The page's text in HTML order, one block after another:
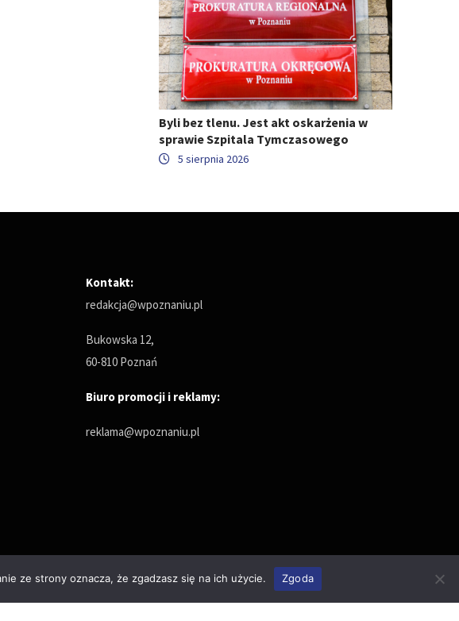
Byli bez tlenu. Jest akt oskarżenia w
sprawie Szpitala Tymczasowego
5 sierpnia 2026
Kontakt:
redakcja@wpoznaniu.pl
Bukowska 12,
60-810 Poznań
Biuro promocji i reklamy:
reklama@wpoznaniu.pl
ze strony oznacza, że zgadzasz się na ich użycie. Zgoda